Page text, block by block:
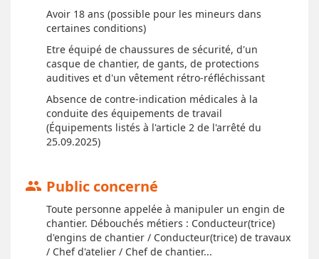
Avoir 18 ans (possible pour les mineurs dans
certaines conditions)
Etre équipé de chaussures de sécurité, d'un
casque de chantier, de gants, de protections
auditives et d'un vêtement rétro-réfléchissant
Absence de contre-indication médicales à la
conduite des équipements de travail
(Équipements listés à l'article 2 de l'arrêté du
25.09.2025)
group Public concerné
Toute personne appelée à manipuler un engin de
chantier. Débouchés métiers : Conducteur(trice)
d'engins de chantier / Conducteur(trice) de travaux
/ Chef d'atelier / Chef de chantier...